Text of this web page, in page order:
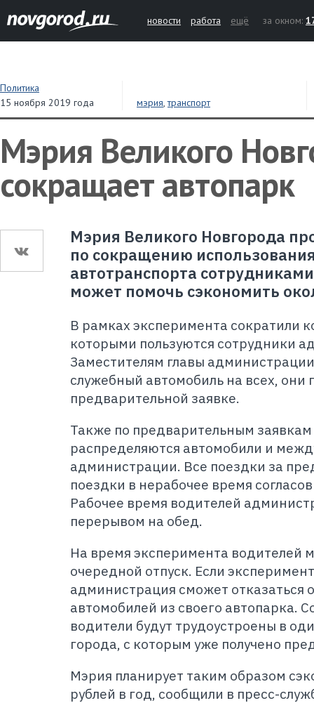
новости работа ещё за окном:
Политика
15 ноября 2019 года
мэрия,транспорт
Мэрия Великого
сокращает автопарк
Мэрия Великого Новгорода
по сокращению
автотранспорта
может помочь сэкономить
В рамках эксперимента сократили
которыми пользуются сотрудники
Заместителям главы
служебный автомобиль на всех, они
предварительной заявке.
Также по предварительным
распределяются автомобили и
администрации. Все поездки за
поездки в нерабочее время
Рабочее время водителей
перерывом на обед.
На время эксперимента водителей
очередной отпуск. Если
администрация сможет отказаться
автомобилей из своего автопарка.
водители будут трудоустроены в
города, с которым уже получено
Мэрия планирует таким образом
рублей в год, сообщили в пресс-